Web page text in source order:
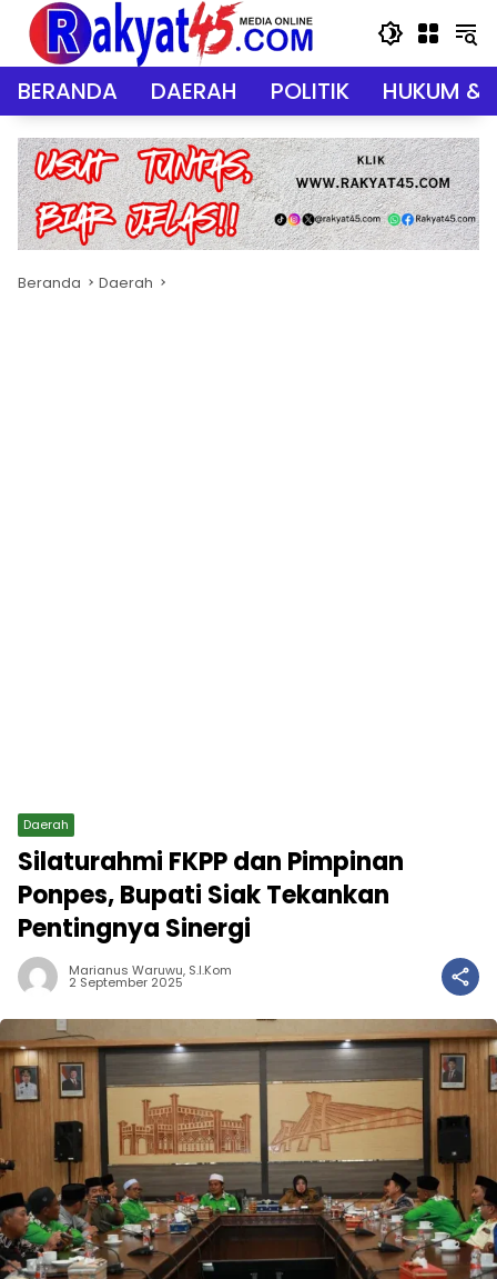
Langsung
konten
BERANDA DAERAH POLITIK HUKUM &
Beranda Daerah
Daerah
Silaturahmi FKPP dan Pimpinan
Ponpes, Bupati Siak Tekankan
Pentingnya Sinergi
Marianus Waruwu, S.I.Kom
2 September 2025